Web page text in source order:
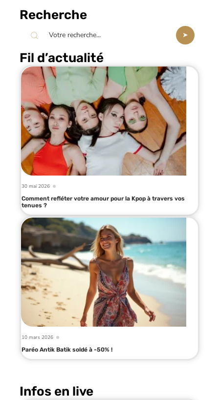
Recherche
Fil d’actualité
30 mai 2026
Comment refléter votre amour pour la Kpop à travers vos
tenues ?
10 mars 2026
Paréo Antik Batik soldé à -50% !
Infos en live